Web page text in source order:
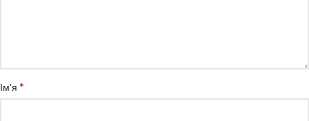
Ім'я *